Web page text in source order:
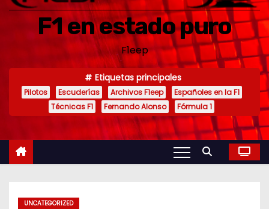
i
F1 en estado puro
F1eep
Etiquetas principales
Pilotos Escuderías Archivos F1eep
Españoles en la F1
Técnicas F1
Fernando Alonso Fórmula 1
UNCATEGORIZED